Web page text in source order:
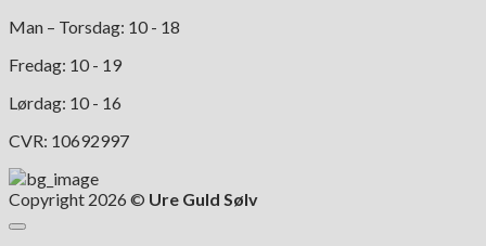
Man – Torsdag: 10 - 18
Fredag: 10 - 19
Lørdag: 10 - 16
CVR: 10692997
Copyright 2026 © Ure Guld Sølv